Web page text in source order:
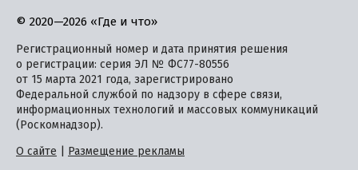
© 2020—2026 «Где и что»
Регистрационный номер и дата принятия решения
о регистрации: серия ЭЛ № ФС77-80556
от 15 марта 2021 года, зарегистрировано
Федеральной службой по надзору в сфере связи,
информационных технологий и массовых коммуникаций
(Роскомнадзор).
О сайте
Размещение рекламы